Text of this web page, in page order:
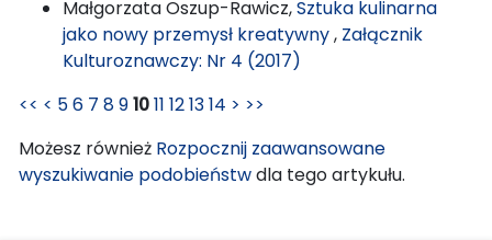
Małgorzata Oszup-Rawicz,Sztuka kulinarna
jako nowy przemysł kreatywny, Załącznik
Kulturoznawczy: Nr 4 (2017)
<< < 56 7 891011 121314 > >>
Możesz również Rozpocznij zaawansowane
wyszukiwanie podobieństwdla tego artykułu.